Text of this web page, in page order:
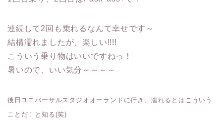
連続して2回も乗れるなんて幸せです～
結構濡れましたが、楽しい!!!!
こういう乗り物はいいですねっ！
暑いので、いい気分～～～～
後日ユニバーサルスタジオオーランドに行き、濡れるとはこういう
ことだ！と知る(笑)